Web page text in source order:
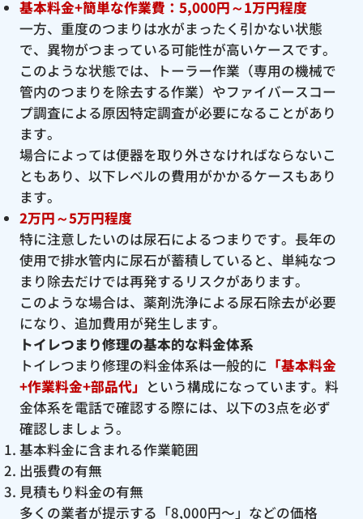
基本料金+簡単な作業費：5,000円～1万円程度
一方、重度のつまりは水がまったく引かない状態
で、異物がつまっている可能性が高いケースです。
このような状態では、トーラー作業（専用の機械で
管内のつまりを除去する作業）やファイバースコー
プ調査による原因特定調査が必要になることがあり
ます。
場合によっては便器を取り外さなければならないこ
ともあり、以下レベルの費用がかかるケースもあり
ます。
2万円～5万円程度
特に注意したいのは尿石によるつまりです。長年の
使用で排水管内に尿石が蓄積していると、単純なつ
まり除去だけでは再発するリスクがあります。
このような場合は、薬剤洗浄による尿石除去が必要
になり、追加費用が発生します。
トイレつまり修理の基本的な料金体系
トイレつまり修理の料金体系は一般的に 「基本料金
+作業料金+部品代」 という構成になっています。料
金体系を電話で確認する際には、以下の3点を必ず
確認しましょう。
基本料金に含まれる作業範囲
出張費の有無
見積もり料金の有無
多くの業者が提示する「8,000円〜」などの価格